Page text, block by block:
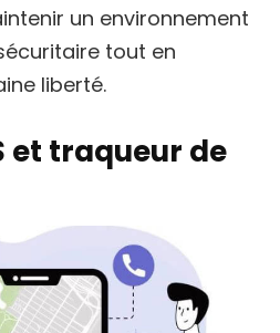
un environnement
tout en
liberté.
et traqueur de